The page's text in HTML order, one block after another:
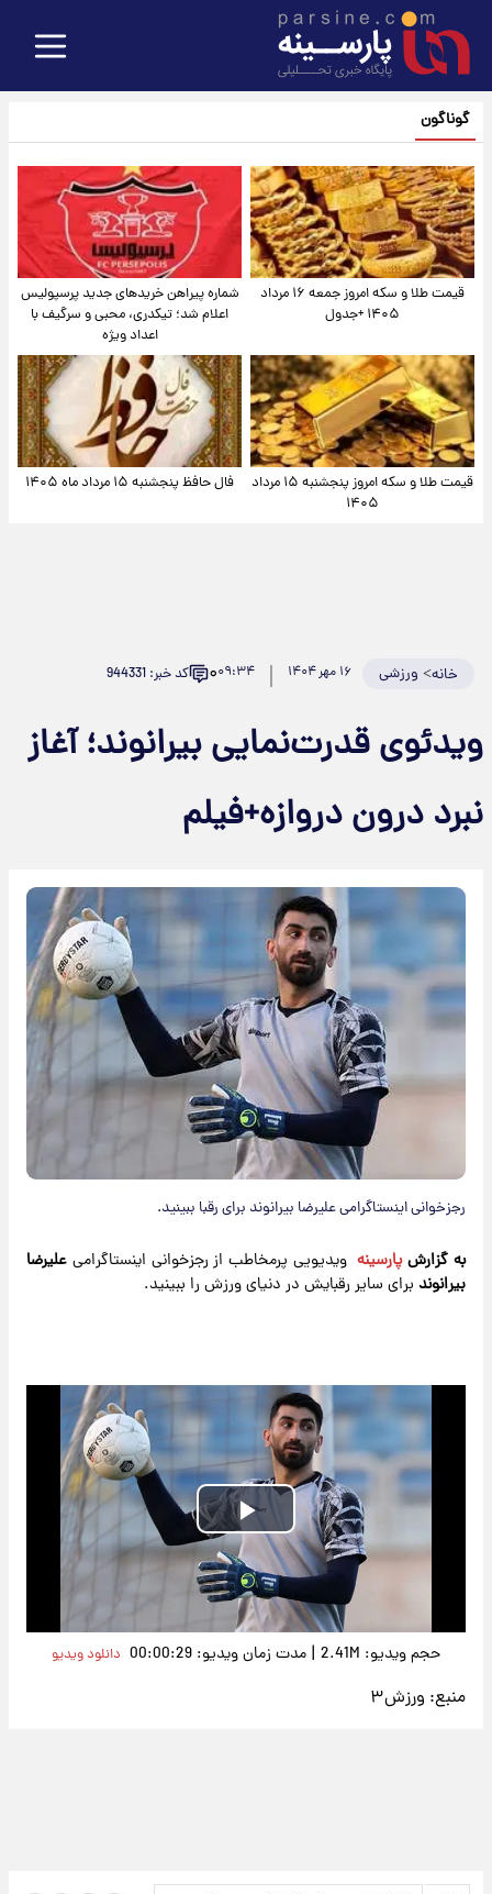
گوناگون
قیمت طلا و سکه امروز جمعه ۱۶ مرداد
۱۴۰۵ +جدول
شماره پیراهن خریدهای جدید پرسپولیس
اعلام شد؛ تیکدری، محبی و سرگیف با
اعداد ویژه
قیمت طلا و سکه امروز پنجشنبه ۱۵ مرداد
۱۴۰۵
فال حافظ پنجشنبه ۱۵ مرداد ماه ۱۴۰۵
خانه> ورزشی ۱۶ مهر ۱۴۰۴ ۰۹:۳۴۰ کد خبر: 944331
ویدئوی قدرت‌نمایی بیرانوند؛ آغاز
نبرد درون دروازه+فیلم
رجزخوانی اینستاگرامی علیرضا بیرانوند برای رقبا ببینید.
به گزارشپارسینه ویدیویی پرمخاطب از رجزخوانی اینستاگرامی علیرضا
بیرانوند برای سایر رقبایش در دنیای ورزش را ببینید.
Play
Video
حجم ویدیو: 2.41M | مدت زمان ویدیو: 00:00:29 دانلود ویدیو
منبع: ورزش۳